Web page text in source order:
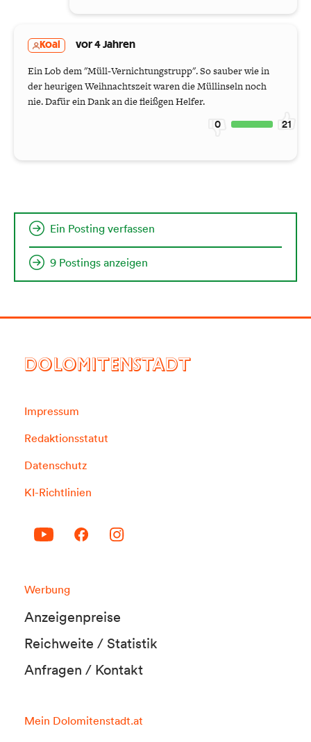
Koal vor 4 Jahren
Ein Lob dem "Müll-Vernichtungstrupp". So sauber wie in
der heurigen Weihnachtszeit waren die Müllinseln noch
nie. Dafür ein Dank an die fleißgen Helfer.
0 21
Ein Posting verfassen
9 Postings anzeigen
DOLOMITENSTADT
Impressum
Redaktionsstatut
Datenschutz
KI-Richtlinien
Werbung
Anzeigenpreise
Reichweite / Statistik
Anfragen / Kontakt
Mein Dolomitenstadt.at